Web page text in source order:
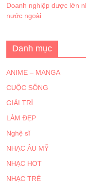
Doanh nghiệp dược lớn
nước ngoài
Danh mục
ANIME – MANGA
CUỘC SỐNG
GIẢI TRÍ
LÀM ĐẸP
Nghệ sĩ
NHẠC ÂU MỸ
NHẠC HOT
NHẠC TRẺ